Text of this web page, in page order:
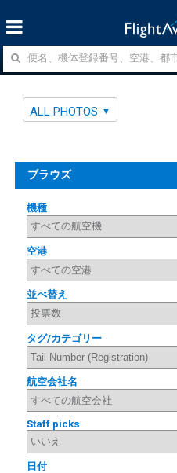
ALL PHOTOS
ブラウズ
機種
空港
並べ替え
タグ/カテゴリー
航空会社名
Staff picks
日付